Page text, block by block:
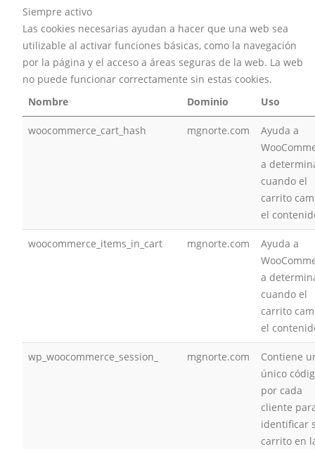
Siempre activo
Las cookies necesarias ayudan a hacer que una web sea
utilizable al activar funciones básicas, como la navegación
por la página y el acceso a áreas seguras de la web. La web
no puede funcionar correctamente sin estas cookies.
Nombre
Dominio Uso
woocommerce_cart_hash mgnorte.com
Ayuda a
a
cuando el
carrito
el
woocommerce_items_in_cart mgnorte.com
Ayuda a
a
cuando el
carrito
el
wp_woocommerce_session_ mgnorte.com
Contiene
único
por cada
cliente
identificar
carrito en